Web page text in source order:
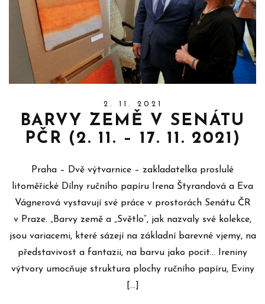
2. 11. 2021
BARVY ZEMĚ V SENÁTU
PČR (2. 11. – 17. 11. 2021)
Praha – Dvě výtvarnice – zakladatelka proslulé
litoměřické Dílny ručního papíru Irena Štyrandová a Eva
Vágnerová vystavují své práce v prostorách Senátu ČR
v Praze. „Barvy země a „Světlo“, jak nazvaly své kolekce,
jsou variacemi, které sázejí na základní barevné vjemy, na
představivost a fantazii, na barvu jako pocit… Ireniny
výtvory umocňuje struktura plochy ručního papíru, Eviny
[…]